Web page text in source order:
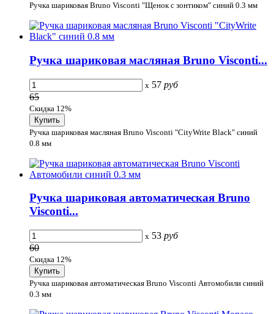
Ручка шариковая Bruno Visconti "Щенок с зонтиком" синий 0.3 мм
Ручка шариковая масляная Bruno Visconti...
x 57 руб
65
Скидка 12%
Ручка шариковая масляная Bruno Visconti "CityWrite Black" синий
0.8 мм
Ручка шариковая автоматическая Bruno
Visconti...
x 53 руб
60
Скидка 12%
Ручка шариковая автоматическая Bruno Visconti Автомобили синий
0.3 мм